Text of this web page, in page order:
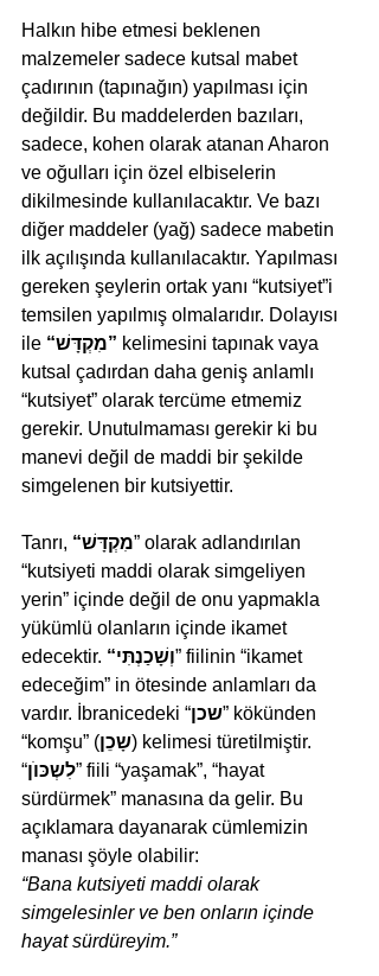
Halkın hibe etmesi beklenen
malzemeler sadece kutsal mabet
çadırının (tapınağın) yapılması için
değildir. Bu maddelerden bazıları,
sadece, kohen olarak atanan Aharon
ve oğulları için özel elbiselerin
dikilmesinde kullanılacaktır. Ve bazı
diğer maddeler (yağ) sadece mabetin
ilk açılışında kullanılacaktır. Yapılması
gereken şeylerin ortak yanı “kutsiyet”i
temsilen yapılmış olmalarıdır. Dolayısı
ile
“מִקְדָּשׁ” kelimesini tapınak vaya
kutsal çadırdan daha geniş anlamlı
“kutsiyet” olarak tercüme etmemiz
gerekir. Unutulmaması gerekir ki bu
manevi değil de maddi bir şekilde
simgelenen bir kutsiyettir.
Tanrı, “מִקְדָּשׁ” olarak adlandırılan
“kutsiyeti maddi olarak simgeliyen
yerin” içinde değil de onu yapmakla
yükümlü olanların içinde ikamet
edecektir.
“וְשָׁכַנְתִּי” fiilinin “ikamet
edeceğim” in ötesinde anlamları da
vardır. İbranicedeki “שכן” kökünden
“komşu” (שָכֵן) kelimesi türetilmiştir.
“לִשְכּוֺן” fiili “yaşamak”, “hayat
sürdürmek” manasına da gelir. Bu
açıklamara dayanarak cümlemizin
manası şöyle olabilir:
“Bana kutsiyeti maddi olarak
simgelesinler ve ben onların içinde
hayat sürdüreyim.”